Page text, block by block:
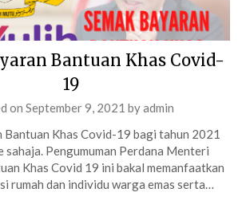
Bantuan Khas Covid-
19
on September 9, 2021 byadmin
Bantuan Khas Covid-19 bagi tahun 2021
sahaja. Pengumuman Perdana Menteri
Khas Covid 19 ini bakal memanfaatkan
rumah dan individu warga emas serta…